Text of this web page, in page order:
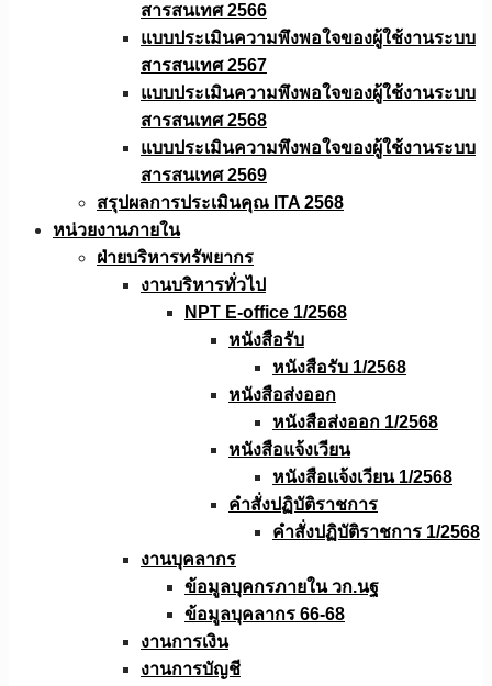
สารสนเทศ 2566
แบบประเมินความพึงพอใจของผู้ใช้งานระบบ
สารสนเทศ 2567
แบบประเมินความพึงพอใจของผู้ใช้งานระบบ
สารสนเทศ 2568
แบบประเมินความพึงพอใจของผู้ใช้งานระบบ
สารสนเทศ 2569
สรุปผลการประเมินคุณ ITA 2568
หน่วยงานภายใน
ฝ่ายบริหารทรัพยากร
งานบริหารทั่วไป
NPT E-office 1/2568
หนังสือรับ
หนังสือรับ 1/2568
หนังสือส่งออก
หนังสือส่งออก 1/2568
หนังสือแจ้งเวียน
หนังสือเเจ้งเวียน 1/2568
คำสั่งปฏิบัติราชการ
คำสั่งปฏิบัติราชการ 1/2568
งานบุคลากร
ข้อมูลบุคกรภายใน วก.นฐ
ข้อมูลบุคลากร 66-68
งานการเงิน
งานการบัญชี